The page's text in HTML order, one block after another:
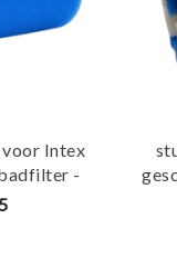
Intex
-
-